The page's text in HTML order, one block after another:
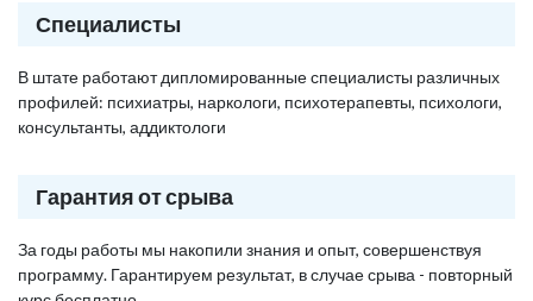
Специалисты
В штате работают дипломированные специалисты различных
профилей: психиатры, наркологи, психотерапевты, психологи,
консультанты, аддиктологи
Гарантия от срыва
За годы работы мы накопили знания и опыт, совершенствуя
программу. Гарантируем результат, в случае срыва - повторный